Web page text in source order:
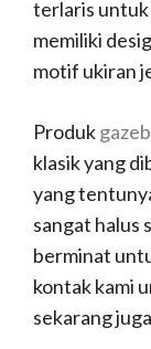
terlaris untuk
memiliki
motif ukiran
Produk
klasik yang
yang
sangat halus
berminat
kontak kami
sekarang